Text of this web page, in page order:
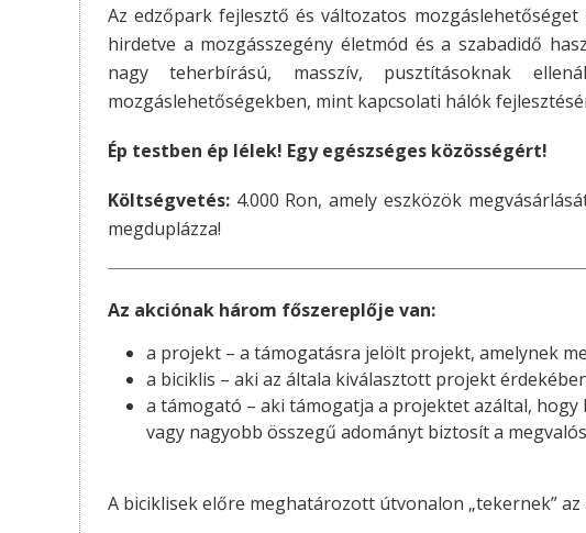
Az edzőpark fejlesztő és változatos
hirdetve a mozgásszegény életmód és a szabadidő
nagy teherbírású, masszív, pusztításoknak
mozgáslehetőségekben, mint kapcsolati hálók
Ép testben ép lélek! Egy egészséges közösségért!
Költségvetés: 4.000 Ron, amely eszközök
megduplázza!
Az akciónak három főszereplője van:
a projekt – a támogatásra jelölt projekt, amelynek
a biciklis – aki az általa kiválasztott projekt
a támogató – aki támogatja a projektet azáltal,
vagy nagyobb összegű adományt biztosít a
A biciklisek előre meghatározott útvonalon „tekernek”